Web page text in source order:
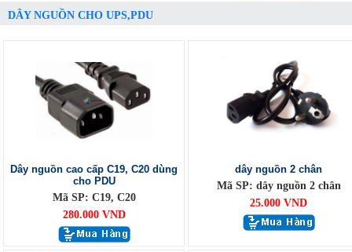
DÂY NGUỒN CHO UPS,PDU
Dây nguồn cao cấp C19, C20 dùng
cho PDU
Mã SP: C19, C20
280.000 VND
dây nguồn 2 chân
Mã SP: dây nguồn 2 chân
25.000 VND